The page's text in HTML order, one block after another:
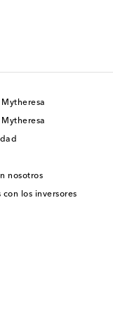
nosotros
con los inversores